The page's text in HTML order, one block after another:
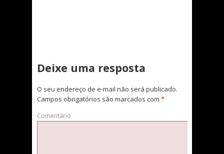
Deixe uma resposta
O seu endereço de e-mail não será publicado.
Campos obrigatórios são marcados com *
Comentário